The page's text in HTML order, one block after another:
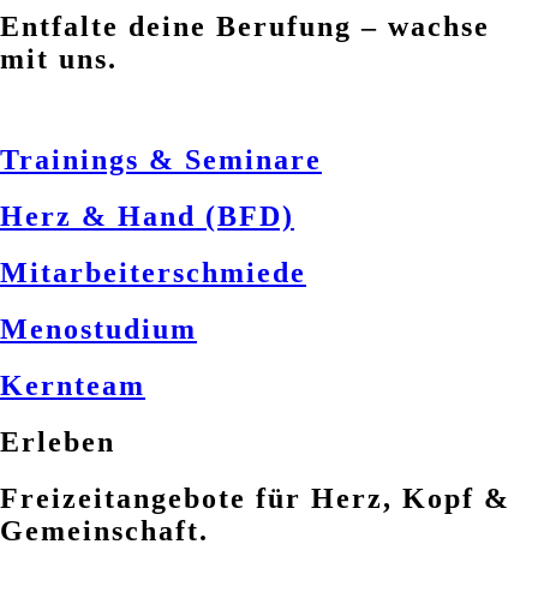
Entfalte deine Berufung – wachse
mit uns.
Trainings & Seminare
Herz & Hand (BFD)
Mitarbeiterschmiede
Menostudium
Kernteam
Erleben
Freizeitangebote für Herz, Kopf &
Gemeinschaft.